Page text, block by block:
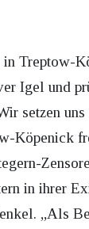
Treptow-
Igel und
setzen
Köpenick
in ihrer
„Als